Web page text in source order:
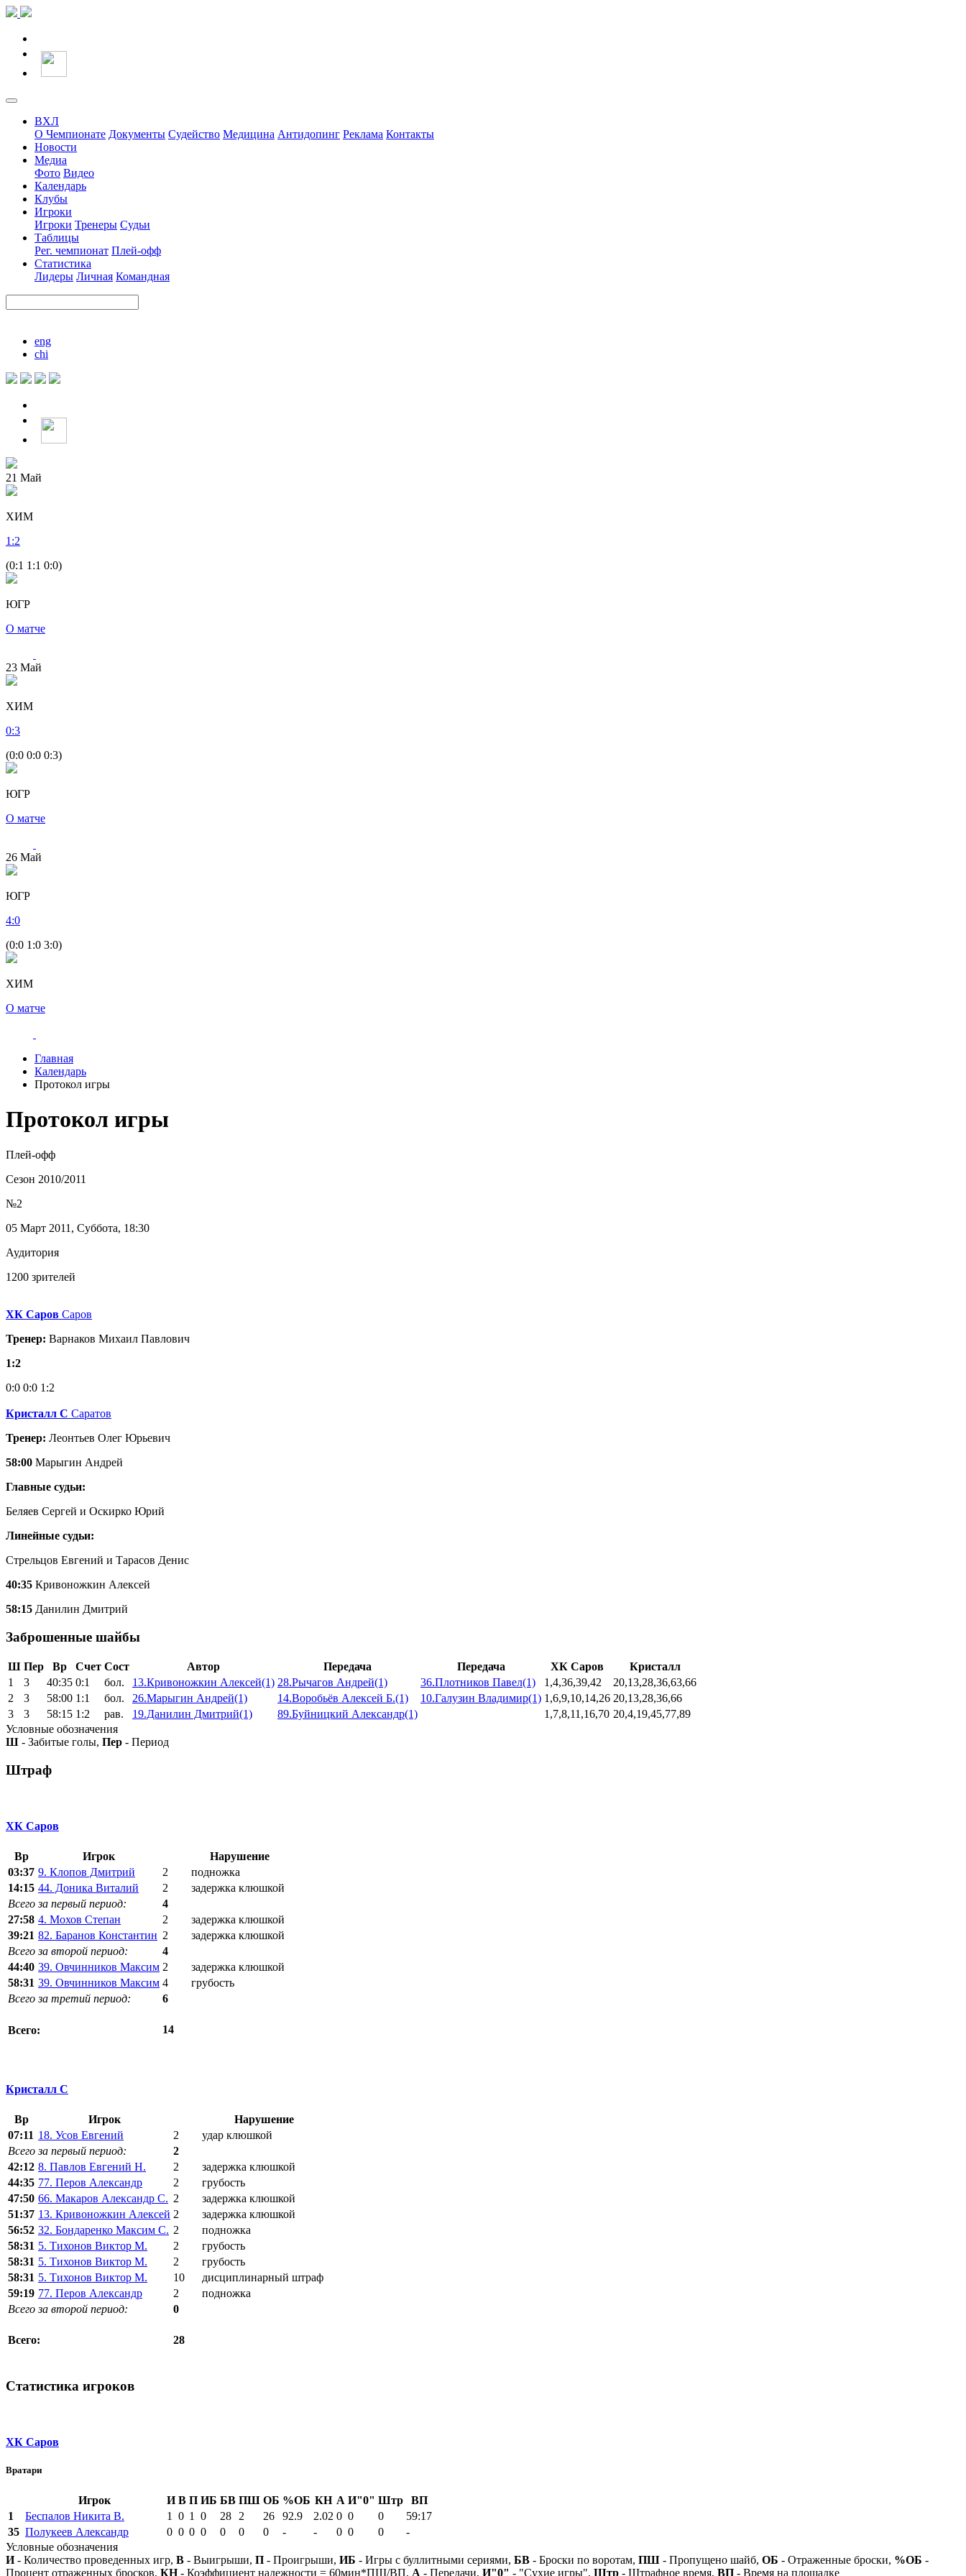
ВХЛ
О Чемпионате Документы Судейство Медицина Антидопинг Реклама Контакты
Новости
Медиа
Фото Видео
Календарь
Клубы
Игроки
Игроки Тренеры Судьи
Таблицы
Рег. чемпионат Плей-офф
Статистика
Лидеры Личная Командная
eng
chi
21 Май
ХИМ
1 :2
(0:1 1:1 0:0)
ЮГР
О матче
23 Май
ХИМ
0:3
(0:0 0:0 0:3)
ЮГР
О матче
26 Май
ЮГР
4:0
(0:0 1:0 3:0)
ХИМ
О матче
Главная
Календарь
Протокол игры
Протокол игры
Плей-офф
Сезон 2010/2011
№2
05 Март 2011, Суббота, 18:30
Аудитория
1200 зрителей
ХК Саров Саров
Тренер: Варнаков Михаил Павлович
1:2
0:0 0:0 1:2
Кристалл С Саратов
Тренер: Леонтьев Олег Юрьевич
58:00 Марыгин Андрей
Главные судьи:
Беляев Сергей и Оскирко Юрий
Линейные судьи:
Стрельцов Евгений и Тарасов Денис
40:35 Кривоножкин Алексей
58:15 Данилин Дмитрий
Заброшенные шайбы
Ш Пер Вр Счет Сост Автор Передача Передача ХК Саров
Кристалл
1
3 40:35 0:1 бол. 13.Кривоножкин Алексей(1) 28.Рычагов Андрей(1) 36.Плотников Павел(1) 1,4,36,39,42
20,13,28,36,63,66
2
3 58:00 1:1 бол. 26.Марыгин Андрей(1) 14.Воробьёв Алексей Б.(1) 10.Галузин Владимир(1) 1,6,9,10,14,26 20,13,28,36,66
3
3 58:15 1:2 рав. 19.Данилин Дмитрий(1) 89.Буйницкий Александр(1) 1,7,8,11,16,70 20,4,19,45,77,89
Условные обозначения
Ш - Забитые голы, Пер - Период
Штраф
ХК Саров
Вр Игрок
Нарушение
03:37 9. Клопов Дмитрий 2
подножка
14:15 44. Доника Виталий 2
задержка клюшкой
Всего за первый период:
4
27:58 4. Мохов Степан 2
задержка клюшкой
39:21 82. Баранов Константин 2
задержка клюшкой
Всего за второй период:
4
44:40 39. Овчинников Максим 2
задержка клюшкой
58:31 39. Овчинников Максим 4
грубость
Всего за третий период:
6
Всего: 14
Кристалл С
Вр Игрок
Нарушение
07:11 18. Усов Евгений 2
удар клюшкой
Всего за первый период:
2
42:12 8. Павлов Евгений Н. 2
задержка клюшкой
44:35 77. Перов Александр 2
грубость
47:50 66. Макаров Александр С. 2
задержка клюшкой
51:37 13. Кривоножкин Алексей 2
задержка клюшкой
56:52 32. Бондаренко Максим С. 2
подножка
58:31 5. Тихонов Виктор М. 2
грубость
58:31 5. Тихонов Виктор М. 2
грубость
58:31 5. Тихонов Виктор М. 10
дисциплинарный штраф
59:19 77. Перов Александр 2
подножка
Всего за второй период:
0
Всего: 28
Статистика игроков
ХК Саров
Вратари
Игрок И В П ИБ БВ ПШ ОБ %ОБ КН А И"0" Штр
ВП
1
Беспалов Никита В. 1 0 1 0 28 2 26 92.9 2.02 0 0 0
59:17
35 Полукеев Александр 0 0 0 0 0 0 0 - - 0 0 0
-
Условные обозначения
И- Количество проведенных игр, В - Выигрыши, П - Проигрыши, ИБ - Игры с буллитными сериями, БВ - Броски по воротам, ПШ - Пропущено шайб, ОБ - Отраженные броски, %ОБ -
Процент отраженных бросков, КН- Коэффициент надежности = 60мин*ПШ/ВП, А - Передачи, И"0" - "Сухие игры", Штр - Штрафное время, ВП - Время на площадке